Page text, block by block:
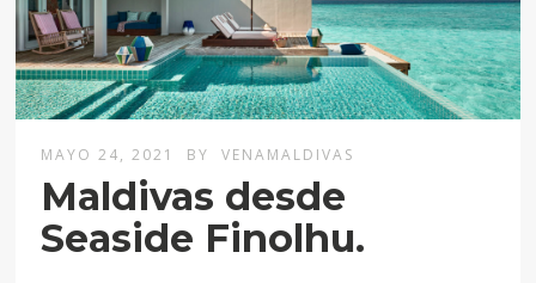
MAYO 24, 2021 BY VENAMALDIVAS
Maldivas desde
Seaside Finolhu.